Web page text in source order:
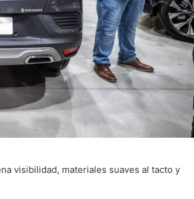
visibilidad, materiales suaves al tacto y